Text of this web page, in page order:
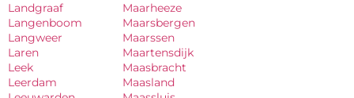
Landgraaf
Langenboom
Langweer
Laren
Leek
Leerdam
Maarheeze
Maarsbergen
Maarssen
Maartensdijk
Maasbracht
Maasland